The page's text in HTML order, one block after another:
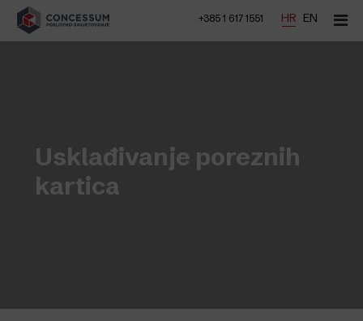
Skip to content
Main Navigation +385 1 617 1551 HR EN
Usklađivanje poreznih
kartica